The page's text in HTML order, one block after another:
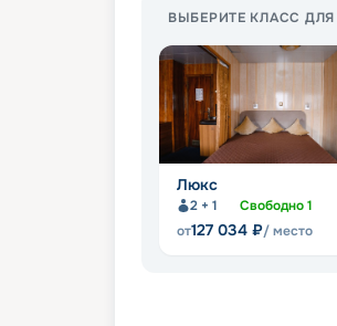
ВЫБЕРИТЕ КЛАСС
Люкс
2 + 1 Свободно1
от127 034 ₽/ место